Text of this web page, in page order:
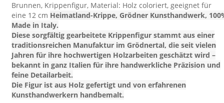
Brunnen, Krippenfigur, Material: Holz coloriert, geeignet für
eine 12 cm Heimatland-Krippe, Grödner Kunsthandwerk,
Made in Italy.
Diese sorgfältig gearbeitete Krippenfigur stammt aus einer
traditionsreichen Manufaktur im Grödnertal, die seit vielen
Jahren für ihre hochwertigen Holzarbeiten geschätzt wird –
bekannt in ganz Italien für ihre handwerkliche Präzision und
feine Detailarbeit.
Die Figur ist aus Holz gefertigt und von erfahrenen
Kunsthandwerkern handbemalt.